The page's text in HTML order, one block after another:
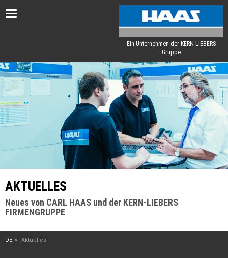
Toggle
Ein Unternehmen der KERN-LIEBERS
Gruppe
AKTUELLES
Neues von CARL HAAS und der KERN-LIEBERS
FIRMENGRUPPE
DE Aktuelles